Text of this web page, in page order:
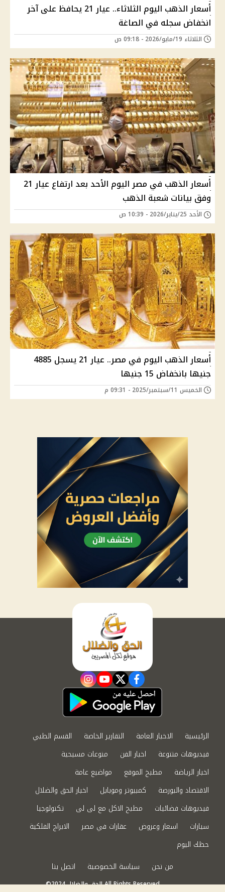
أسعار الذهب اليوم الثلاثاء.. عيار 21 يحافظ على آخر
انخفاض سجله في الصاغة
الثلاثاء 19/مايو/2026 - 09:18 ص
أسعار الذهب في مصر اليوم الأحد بعد ارتفاع عيار 21
وفق بيانات شعبة الذهب
الأحد 25/يناير/2026 - 10:39 ص
أسعار الذهب اليوم في مصر.. عيار 21 يسجل 4885
جنيها بانخفاض 15 جنيها
الخميس 11/سبتمبر/2025 - 09:31 م
facebook
twitter
youtube
instagram
الرئيسية الاخبار العامة التقارير الخاصة
القسم الطبي
فيديوهات متنوعة
اخبار الفن
منوعات مسيحية
اخبار الرياضة
مطبخ الموقع
مواضيع عامة
الاقتصاد والبورصة
كمبيوتر وموبايل
اخبار الحق والضلال
فيديوهات فضائيات
مطبخ الاكل مع لى لى
تكنولوجيا
سيارات
اسعار وعروض عقارات في مصر
الابراج الفلكية
حظك اليوم
من نحن
سياسة الخصوصية اتصل بنا
©2024 الحق والضلال All Rights Reserved.